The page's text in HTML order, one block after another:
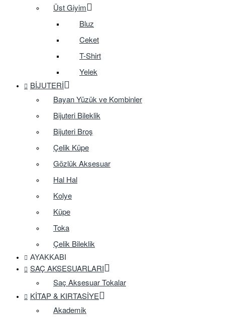
Üst Giyim
Bluz
Ceket
T-Shirt
Yelek
BIJUTERI
Bayan Yüzük ve Kombinler
Bijuteri Bileklik
Bijuteri Broş
Çelik Küpe
Gözlük Aksesuar
Hal Hal
Kolye
Küpe
Toka
Çelik Bileklik
AYAKKABI
SAÇ AKSESUARLARI
Saç Aksesuar Tokalar
KITAP & KIRTASIYE
Akademik